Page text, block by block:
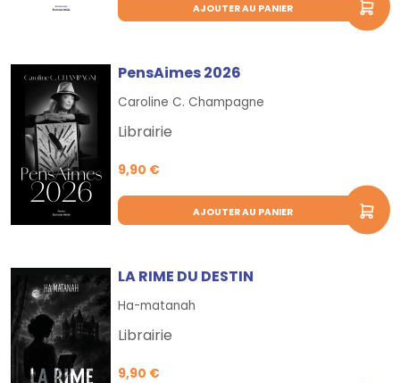
AJOUTER AU PANIER
PensAimes 2026
Caroline C. Champagne
Librairie
9,90 €
AJOUTER AU PANIER
LA RIME DU DESTIN
Ha-matanah
Librairie
9,90 €